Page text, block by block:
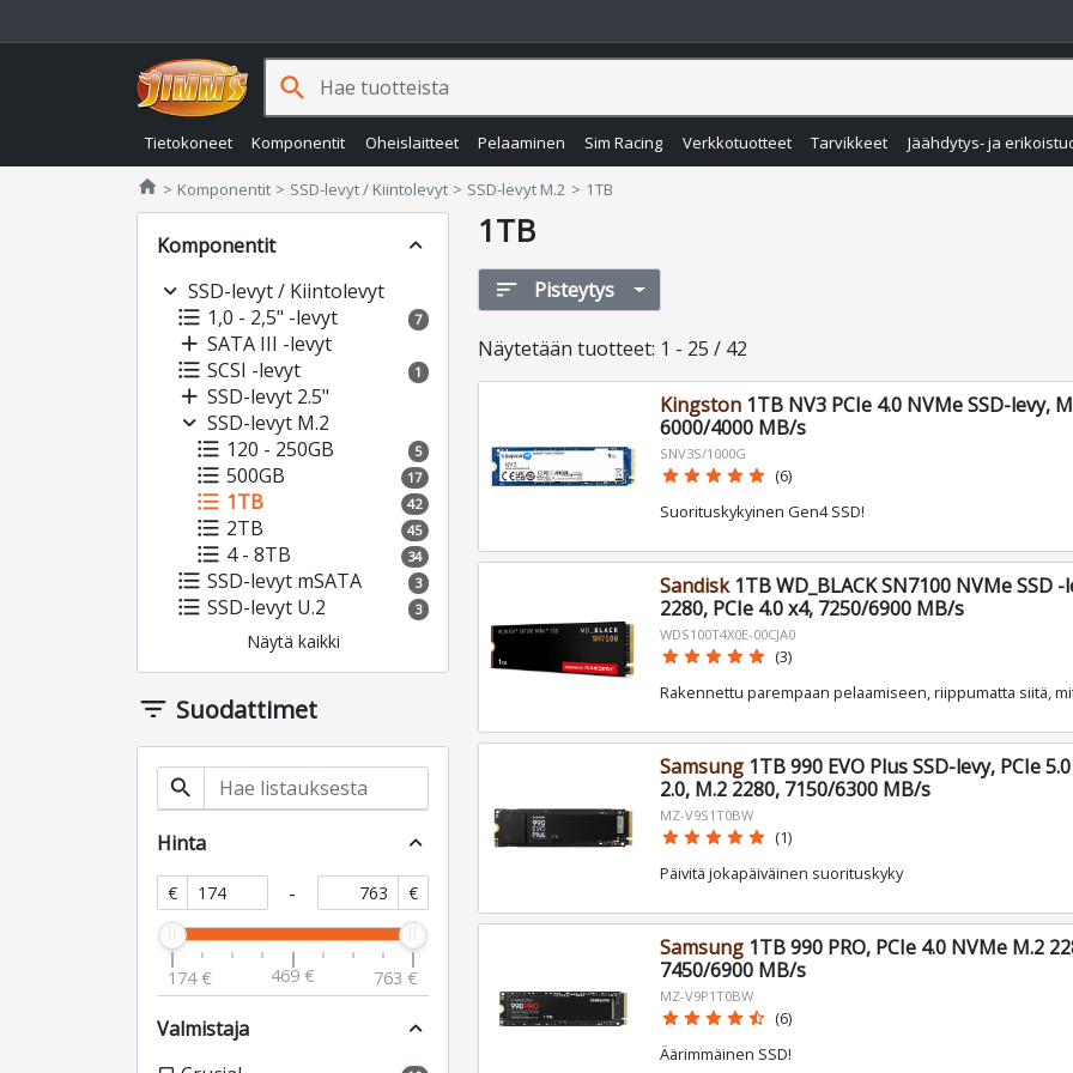
Tietokoneet Komponentit Oheislaitteet Pelaaminen Sim Racing Verkkotuotteet Tarvikkeet Jäähdytys- ja
search
home Jimms.fi
Komponentit SSD-levyt / Kiintolevyt SSD-levyt M.2 1TB
Komponentit
expand_less
expand_more SSD-levyt / Kiintolevyt
format_list_bulleted 1,0 - 2,5" -levyt 7
add SATA III -levyt
format_list_bulleted SCSI -levyt 1
add SSD-levyt 2.5"
expand_more SSD-levyt M.2
format_list_bulleted 120 - 250GB 5
format_list_bulleted 500GB 17
format_list_bulleted 1TB 42
format_list_bulleted 2TB 45
format_list_bulleted 4 - 8TB 34
format_list_bulleted SSD-levyt mSATA 3
format_list_bulleted SSD-levyt U.2 3
Näytä kaikki
filter_list Suodattimet
search
Hinta expand_less
€ - €
174 € 469 € 763 €
Valmistaja expand_less
1TB
sort Pisteytys
Näytetään tuotteet: 1 - 25 / 42
Kingston1TB NV3 PCIe 4.0 NVMe SSD-levy,
6000/4000 MB/s
SNV3S/1000G
star star star star star (6)
Suorituskykyinen Gen4 SSD!
Sandisk1TB WD_BLACK SN7100 NVMe SSD -
2280, PCIe 4.0 x4, 7250/6900 MB/s
WDS100T4X0E-00CJA0
star star star star star (3)
Rakennettu parempaan pelaamiseen, riippumatta siitä,
Samsung1TB 990 EVO Plus SSD-levy, PCIe
2.0, M.2 2280, 7150/6300 MB/s
MZ-V9S1T0BW
star star star star star (1)
Päivitä jokapäiväinen suorituskyky
Samsung1TB 990 PRO, PCIe 4.0 NVMe M.2
7450/6900 MB/s
MZ-V9P1T0BW
star star star star star_half (6)
Äärimmäinen SSD!